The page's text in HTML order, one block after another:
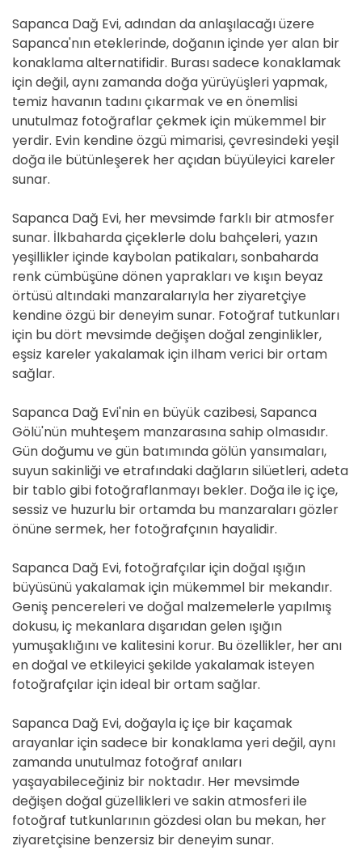
Sapanca Dağ Evi, adından da anlaşılacağı üzere
Sapanca'nın eteklerinde, doğanın içinde yer alan bir
konaklama alternatifidir. Burası sadece konaklamak
için değil, aynı zamanda doğa yürüyüşleri yapmak,
temiz havanın tadını çıkarmak ve en önemlisi
unutulmaz fotoğraflar çekmek için mükemmel bir
yerdir. Evin kendine özgü mimarisi, çevresindeki yeşil
doğa ile bütünleşerek her açıdan büyüleyici kareler
sunar.
Sapanca Dağ Evi, her mevsimde farklı bir atmosfer
sunar. İlkbaharda çiçeklerle dolu bahçeleri, yazın
yeşillikler içinde kaybolan patikaları, sonbaharda
renk cümbüşüne dönen yaprakları ve kışın beyaz
örtüsü altındaki manzaralarıyla her ziyaretçiye
kendine özgü bir deneyim sunar. Fotoğraf tutkunları
için bu dört mevsimde değişen doğal zenginlikler,
eşsiz kareler yakalamak için ilham verici bir ortam
sağlar.
Sapanca Dağ Evi'nin en büyük cazibesi, Sapanca
Gölü'nün muhteşem manzarasına sahip olmasıdır.
Gün doğumu ve gün batımında gölün yansımaları,
suyun sakinliği ve etrafındaki dağların silüetleri, adeta
bir tablo gibi fotoğraflanmayı bekler. Doğa ile iç içe,
sessiz ve huzurlu bir ortamda bu manzaraları gözler
önüne sermek, her fotoğrafçının hayalidir.
Sapanca Dağ Evi, fotoğrafçılar için doğal ışığın
büyüsünü yakalamak için mükemmel bir mekandır.
Geniş pencereleri ve doğal malzemelerle yapılmış
dokusu, iç mekanlara dışarıdan gelen ışığın
yumuşaklığını ve kalitesini korur. Bu özellikler, her anı
en doğal ve etkileyici şekilde yakalamak isteyen
fotoğrafçılar için ideal bir ortam sağlar.
Sapanca Dağ Evi, doğayla iç içe bir kaçamak
arayanlar için sadece bir konaklama yeri değil, aynı
zamanda unutulmaz fotoğraf anıları
yaşayabileceğiniz bir noktadır. Her mevsimde
değişen doğal güzellikleri ve sakin atmosferi ile
fotoğraf tutkunlarının gözdesi olan bu mekan, her
ziyaretçisine benzersiz bir deneyim sunar.